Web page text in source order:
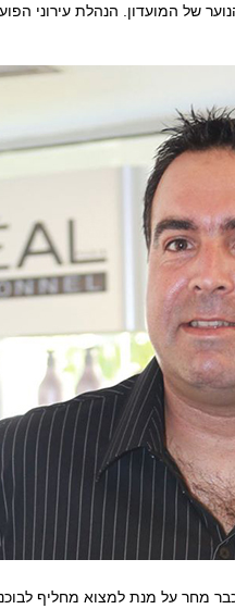
של המועדון. הנהלת עירוני
מחר על מנת למצוא מחליף